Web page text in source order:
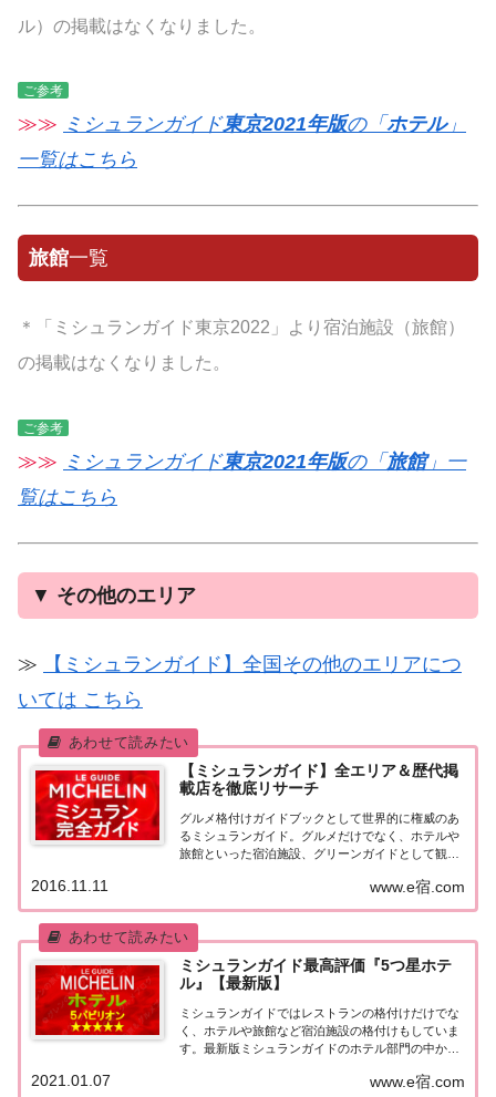
ル）の掲載はなくなりました。
ご参考
≫≫ ミシュランガイド東京2021年版の「ホテル」
一覧はこちら
旅館一覧
＊「ミシュランガイド東京2022」より宿泊施設（旅館）
の掲載はなくなりました。
ご参考
≫≫ ミシュランガイド東京2021年版の「 旅館」一
覧はこちら
▼ その他のエリア
≫
【ミシュランガイド】全国その他のエリアにつ
いては こちら
【ミシュランガイド】全エリア＆歴代掲
載店を徹底リサーチ
グルメ格付けガイドブックとして世界的に権威のあ
るミシュランガイド。グルメだけでなく、ホテルや
旅館といった宿泊施設、グリーンガイドとして観光
本版としては、2007年11月20日に「ミシュランガイ
ド東京版2008」が発売されてからエリアを...
www.e宿.com
2016.11.11
ミシュランガイド最高評価『5つ星ホテ
ル』【最新版】
ミシュランガイドではレストランの格付けだけでな
く、ホテルや旅館など宿泊施設の格付けもしていま
す。最新版ミシュランガイドのホテル部門の中から
をまとめてみました♪ いずれのホテルも人気ランキ
www.e宿.com
2021.01.07